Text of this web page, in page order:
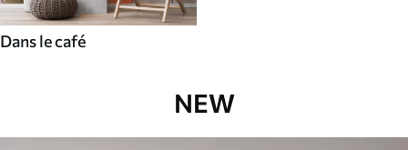
Dans le café
NEW